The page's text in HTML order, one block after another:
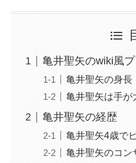
亀井聖矢のwiki風プ
亀井聖矢の身長
亀井聖矢は手が
亀井聖矢の経歴
亀井聖矢4歳で
亀井聖矢のコン